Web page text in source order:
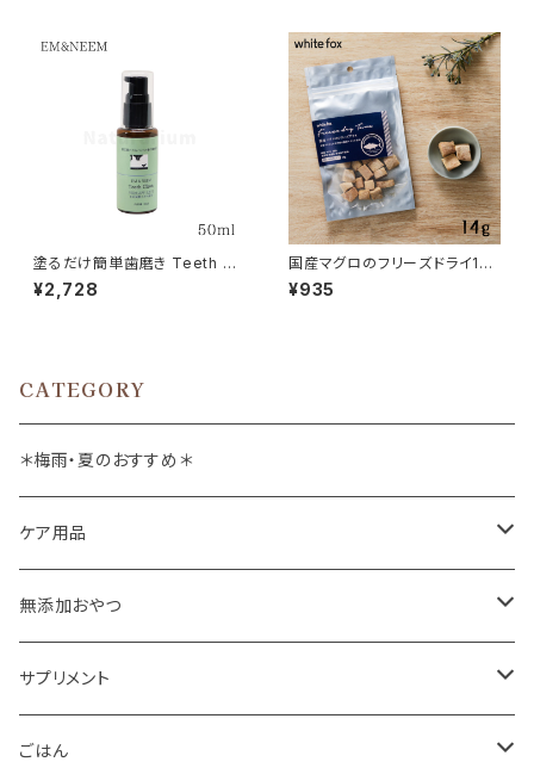
塗るだけ簡単歯磨き Teeth Cl
ean EM&NEEMジェル 50ml
¥2,728
国産マグロのフリーズドライ14g
whitefox
¥935
CATEGORY
＊梅雨・夏のおすすめ＊
ケア用品
肉球バーム
ドッグソープ
保湿・除菌・虫除け
無添加おやつ
お肉
お魚
サプリメント
皮膚被毛
ごはん